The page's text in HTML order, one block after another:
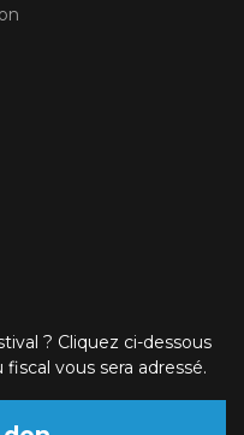
? Cliquez ci-dessous
vous sera adressé.